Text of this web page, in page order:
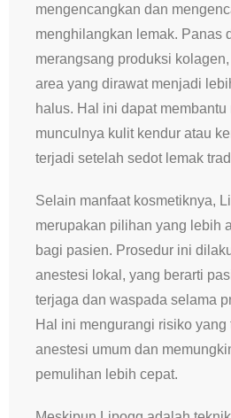
mengencangkan dan
menghilangkan lemak. Panas
merangsang produksi
area yang dirawat menjadi
halus. Hal ini dapat membantu
munculnya kulit kendur atau
terjadi setelah sedot lemak
Selain manfaat kosmetiknya,
merupakan pilihan yang lebih
bagi pasien. Prosedur ini
anestesi lokal, yang berarti
terjaga dan waspada selama
Hal ini mengurangi risiko yang
anestesi umum dan
pemulihan lebih cepat.